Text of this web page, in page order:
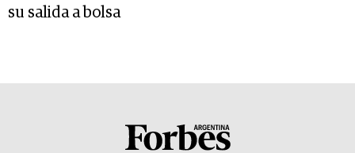
su salida a bolsa